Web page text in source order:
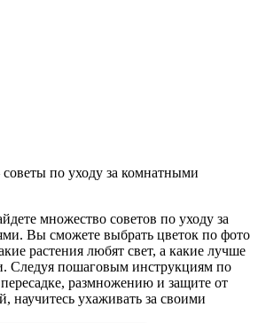
по уходу за комнатными
множество советов по уходу за
Вы сможете выбрать цветок по фото
растения любят свет, а какие лучше
Следуя пошаговым инструкциям по
размножению и защите от
научитесь ухаживать за своими